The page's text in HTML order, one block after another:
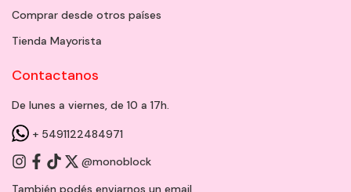
Comprar desde otros países
Tienda Mayorista
Contactanos
De lunes a viernes, de 10 a 17h.
+ 5491122484971
@monoblock
También podés enviarnos un email